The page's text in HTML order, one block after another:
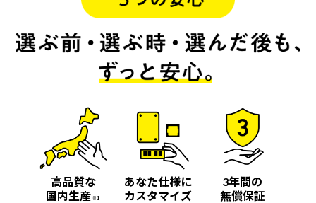
高品質な
国内生産※1
あなた仕様に
カスタマイズ
3年間の
無償保証